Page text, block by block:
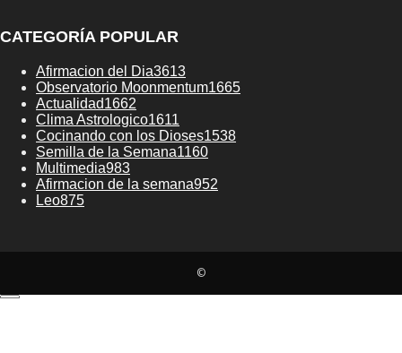
CATEGORÍA POPULAR
Afirmacion del Dia3613
Observatorio Moonmentum1665
Actualidad1662
Clima Astrologico1611
Cocinando con los Dioses1538
Semilla de la Semana1160
Multimedia983
Afirmacion de la semana952
Leo875
©